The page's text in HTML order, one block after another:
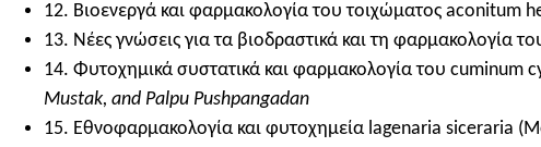
12. Βιοενεργά και φαρμακολογία του τοιχώματος aconitum
13. Νέες γνώσεις για τα βιοδραστικά και τη φαρμακολογία
14. Φυτοχημικά συστατικά και φαρμακολογία του cuminum
Mustak, and Palpu Pushpangadan
15. Εθνοφαρμακολογία και φυτοχημεία lagenaria siceraria